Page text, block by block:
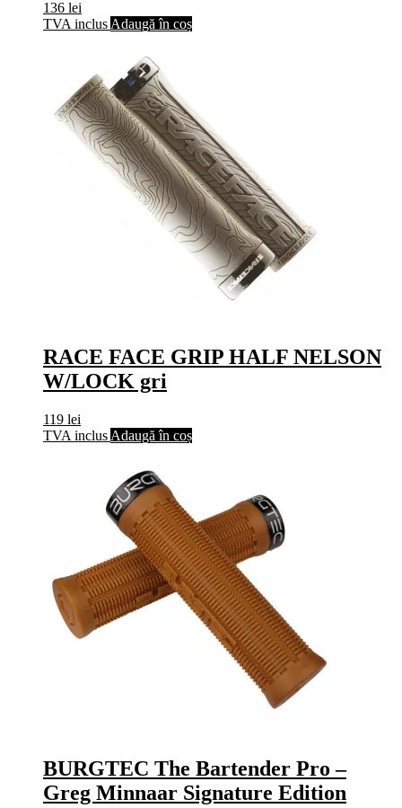
136 lei
TVA inclus Adaugă în coș
RACE FACE GRIP HALF NELSON
W/LOCK gri
119 lei
TVA inclus Adaugă în coș
BURGTEC The Bartender Pro –
Greg Minnaar Signature Edition